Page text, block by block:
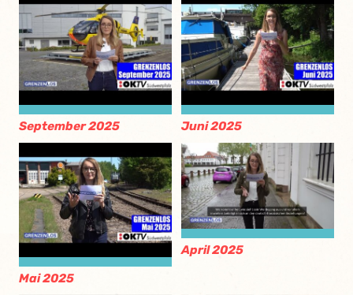
September 2025 Juni 2025
Mai 2025
April 2025